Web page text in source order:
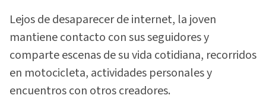
Lejos de desaparecer de internet, la joven
mantiene contacto con sus seguidores y
comparte escenas de su vida cotidiana, recorridos
en motocicleta, actividades personales y
encuentros con otros creadores.